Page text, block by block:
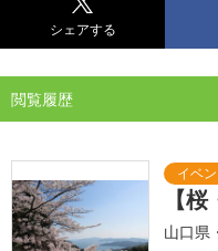
シェアする
閲覧履歴
【
山口県